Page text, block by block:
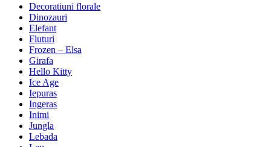
Decoratiuni florale
Dinozauri
Elefant
Fluturi
Frozen – Elsa
Girafa
Hello Kitty
Ice Age
Iepuras
Ingeras
Inimi
Jungla
Lebada